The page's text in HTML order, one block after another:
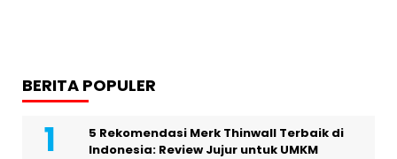
BERITA POPULER
5 Rekomendasi Merk Thinwall Terbaik di
Indonesia: Review Jujur untuk UMKM